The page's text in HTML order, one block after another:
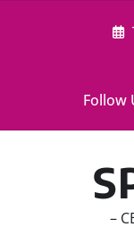
Follow
–